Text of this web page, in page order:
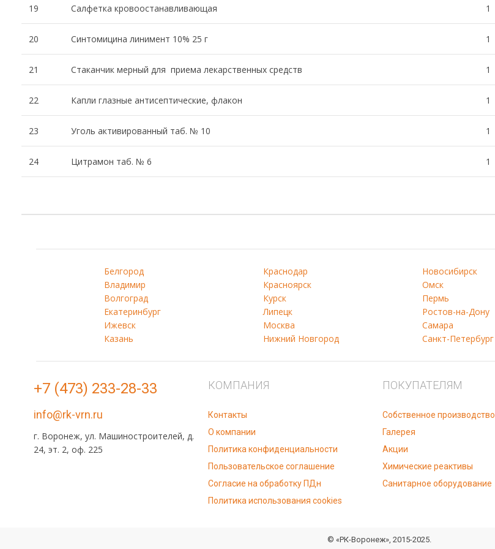
19 Салфетка кровоостанавливающая 1
20 Синтомицина линимент 10% 25 г 1
21 Стаканчик мерный для приема лекарственных средств 1
22 Капли глазные антисептические, флакон 1
23 Уголь активированный таб. № 10 1
24 Цитрамон таб. № 6 1
Белгород
Владимир
Волгоград
Екатеринбург
Ижевск
Казань
Краснодар
Красноярск
Курск
Липецк
Москва
Нижний Новгород
Новосибирск
Омск
Пермь
Ростов-на-Дону
Самара
Санкт-Петербург
+7 (473) 233-28-33
info@rk-vrn.ru
г. Воронеж, ул. Машиностроителей, д.
24, эт. 2, оф. 225
КОМПАНИЯ
Контакты
О компании
Политика конфиденциальности
Пользовательское соглашение
Согласие на обработку ПДн
Политика использования cookies
ПОКУПАТЕЛЯМ
Собственное производство
Галерея
Акции
Химические реактивы
Санитарное оборудование
© «РК-Воронеж», 2015-2025.